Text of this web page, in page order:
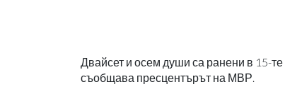
Двайсет и осем души са ранени в 15-
съобщава пресцентърът на МВР.